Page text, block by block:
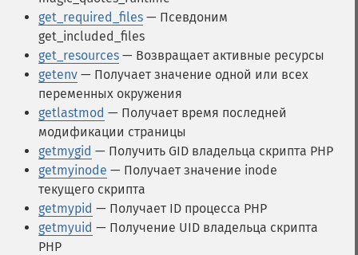
get_required_files — Псевдоним
get_included_files
get_resources — Возвращает активные ресурсы
getenv — Получает значение одной или всех
переменных окружения
getlastmod — Получает время последней
модификации страницы
getmygid — Получить GID владельца скрипта PHP
getmyinode — Получает значение inode
текущего скрипта
getmypid — Получает ID процесса PHP
getmyuid — Получение UID владельца скрипта
PHP